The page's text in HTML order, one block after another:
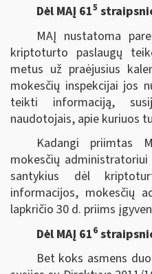
Dėl MAĮ 615
MAĮ nustatoma
kriptoturto paslaugų
metus už praėjusius
mokesčių inspekcijai jos
teikti informaciją,
naudotojais, apie kuriuos
Kadangi priimtas
mokesčių
santykius dėl
informacijos, mokesčių
lapkričio 30 d. priims
Dėl MAĮ 616
Bet koks asmens